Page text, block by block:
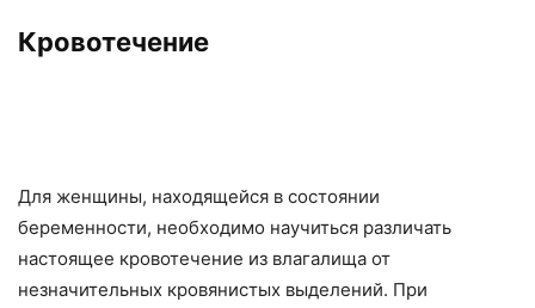
Кровотечение
Для женщины, находящейся в состоянии
беременности, необходимо научиться различать
настоящее кровотечение из влагалища от
незначительных кровянистых выделений. При